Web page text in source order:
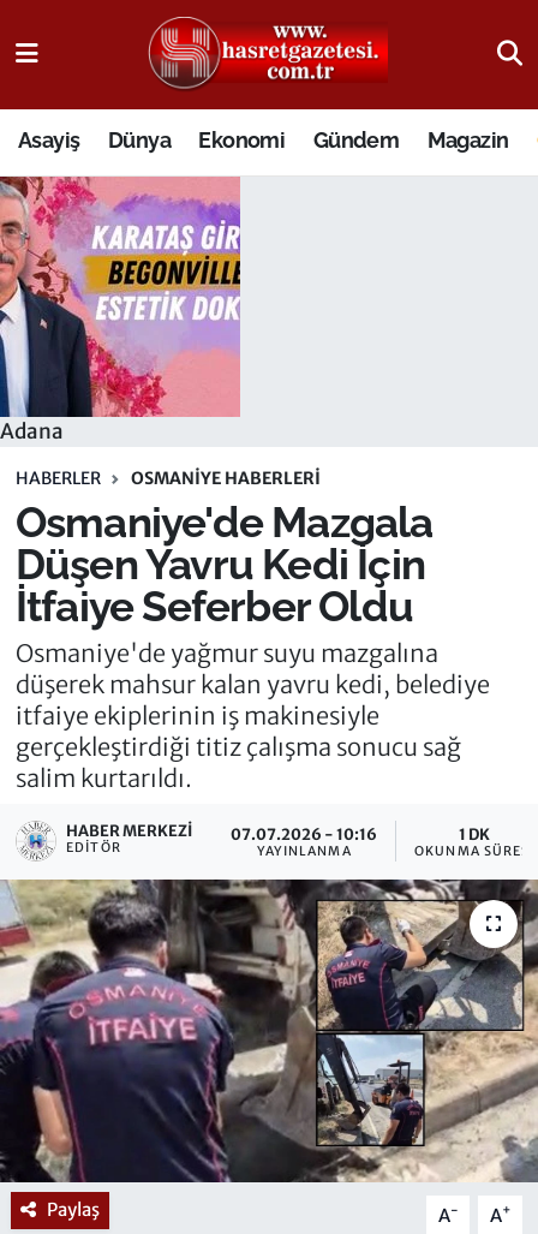
Asayiş Dünya Ekonomi Gündem Magazin
Adana
HABERLER OSMANIYE HABERLERI
Osmaniye'de Mazgala
Düşen Yavru Kedi İçin
İtfaiye Seferber Oldu
Osmaniye'de yağmur suyu mazgalına
düşerek mahsur kalan yavru kedi, belediye
itfaiye ekiplerinin iş makinesiyle
gerçekleştirdiği titiz çalışma sonucu sağ
salim kurtarıldı.
HABER MERKEZI
EDITÖR
07.07.2026 - 10:16
YAYINLANMA
1 DK
OKUNMA SÜRESI
Paylaş A- A+
Osmaniye Nöbetçi Eczaneler
Osmaniye Hava Durumu
Osmaniye Trafik Yoğunluk Haritası
Süper Lig Puan Durumu ve Fikstür
Tüm Manşetler
Son Dakika Haberleri